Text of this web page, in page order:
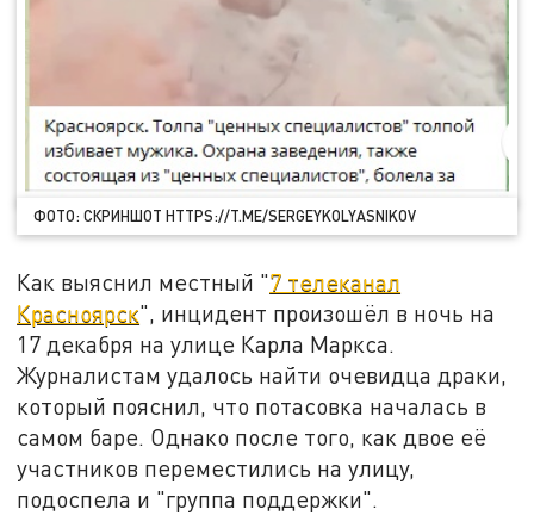
ФОТО: СКРИНШОТ HTTPS://T.ME/SERGEYKOLYASNIKOV
Как выяснил местный "7 телеканал
Красноярск", инцидент произошёл в ночь на
17 декабря на улице Карла Маркса.
Журналистам удалось найти очевидца драки,
который пояснил, что потасовка началась в
самом баре. Однако после того, как двое её
участников переместились на улицу,
подоспела и "группа поддержки".